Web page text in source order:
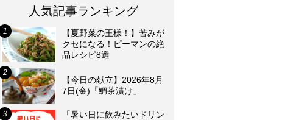
人気記事ランキング
【夏野菜の王様！】苦みが
クセになる！ピーマンの絶
品レシピ8選
【今日の献立】2026年8月
7日(金)「鯛茶漬け」
「暑い日に飲みたいドリン